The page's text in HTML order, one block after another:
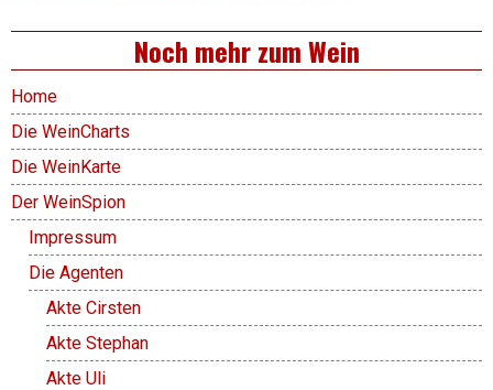
Noch mehr zum Wein
Home
Die WeinCharts
Die WeinKarte
Der WeinSpion
Impressum
Die Agenten
Akte Cirsten
Akte Stephan
Akte Uli